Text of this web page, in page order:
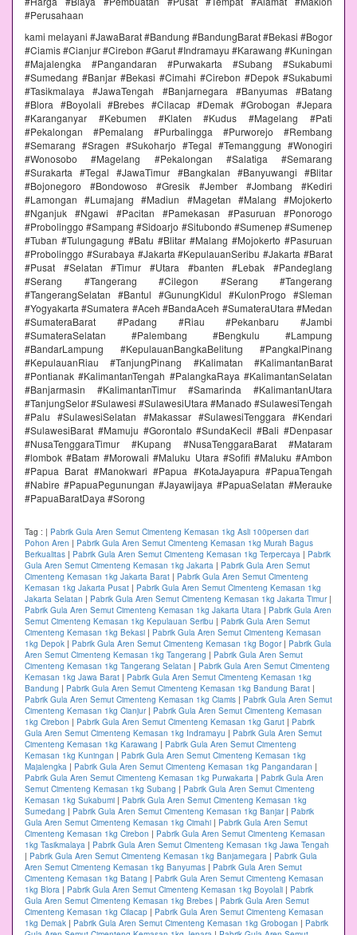
#Perusahaan
kami melayani #JawaBarat #Bandung #BandungBarat #Bekasi #Bogor
#Ciamis #Cianjur #Cirebon #Garut #Indramayu #Karawang #Kuningan
#Majalengka #Pangandaran #Purwakarta #Subang #Sukabumi
#Sumedang #Banjar #Bekasi #Cimahi #Cirebon #Depok #Sukabumi
#Tasikmalaya #JawaTengah #Banjarnegara #Banyumas #Batang
#Blora #Boyolali #Brebes #Cilacap #Demak #Grobogan #Jepara
#Karanganyar #Kebumen #Klaten #Kudus #Magelang #Pati
#Pekalongan #Pemalang #Purbalingga #Purworejo #Rembang
#Semarang #Sragen #Sukoharjo #Tegal #Temanggung #Wonogiri
#Wonosobo #Magelang #Pekalongan #Salatiga #Semarang
#Surakarta #Tegal #JawaTimur #Bangkalan #Banyuwangi #Blitar
#Bojonegoro #Bondowoso #Gresik #Jember #Jombang #Kediri
#Lamongan #Lumajang #Madiun #Magetan #Malang #Mojokerto
#Nganjuk #Ngawi #Pacitan #Pamekasan #Pasuruan #Ponorogo
#Probolinggo #Sampang #Sidoarjo #Situbondo #Sumenep #Sumenep
#Tuban #Tulungagung #Batu #Blitar #Malang #Mojokerto #Pasuruan
#Probolinggo #Surabaya #Jakarta #KepulauanSeribu #Jakarta #Barat
#Pusat #Selatan #Timur #Utara #banten #Lebak #Pandeglang
#Serang #Tangerang #Cilegon #Serang #Tangerang
#TangerangSelatan #Bantul #GunungKidul #KulonProgo #Sleman
#Yogyakarta #Sumatera #Aceh #BandaAceh #SumateraUtara #Medan
#SumateraBarat #Padang #Riau #Pekanbaru #Jambi
#SumateraSelatan #Palembang #Bengkulu #Lampung
#BandarLampung #KepulauanBangkaBelitung #PangkalPinang
#KepulauanRiau #TanjungPinang #Kalimatan #KalimantanBarat
#Pontianak #KalimantanTengah #PalangkaRaya #KalimantanSelatan
#Banjarmasin #KalimantanTimur #Samarinda #KalimantanUtara
#TanjungSelor #Sulawesi #SulawesiUtara #Manado #SulawesiTengah
#Palu #SulawesiSelatan #Makassar #SulawesiTenggara #Kendari
#SulawesiBarat #Mamuju #Gorontalo #SundaKecil #Bali #Denpasar
#NusaTenggaraTimur #Kupang #NusaTenggaraBarat #Mataram
#lombok #Batam #Morowali #Maluku Utara #Sofifi #Maluku #Ambon
#Papua Barat #Manokwari #Papua #KotaJayapura #PapuaTengah
#Nabire #PapuaPegunungan #Jayawijaya #PapuaSelatan #Merauke
#PapuaBaratDaya #Sorong
Tag : | Pabrik Gula Aren Semut Cimenteng Kemasan 1kg Asli 100persen dari
Pohon Aren | Pabrik Gula Aren Semut Cimenteng Kemasan 1kg Murah Bagus
Berkualitas | Pabrik Gula Aren Semut Cimenteng Kemasan 1kg Terpercaya | Pabrik
Gula Aren Semut Cimenteng Kemasan 1kg Jakarta | Pabrik Gula Aren Semut
Cimenteng Kemasan 1kg Jakarta Barat | Pabrik Gula Aren Semut Cimenteng
Kemasan 1kg Jakarta Pusat | Pabrik Gula Aren Semut Cimenteng Kemasan 1kg
Jakarta Selatan | Pabrik Gula Aren Semut Cimenteng Kemasan 1kg Jakarta Timur|
Pabrik Gula Aren Semut Cimenteng Kemasan 1kg Jakarta Utara | Pabrik Gula Aren
Semut Cimenteng Kemasan 1kg Kepulauan Seribu | Pabrik Gula Aren Semut
Cimenteng Kemasan 1kg Bekasi | Pabrik Gula Aren Semut Cimenteng Kemasan
1kg Depok | Pabrik Gula Aren Semut Cimenteng Kemasan 1kg Bogor| Pabrik Gula
Aren Semut Cimenteng Kemasan 1kg Tangerang | Pabrik Gula Aren Semut
Cimenteng Kemasan 1kg Tangerang Selatan | Pabrik Gula Aren Semut Cimenteng
Kemasan 1kg Jawa Barat | Pabrik Gula Aren Semut Cimenteng Kemasan 1kg
Bandung | Pabrik Gula Aren Semut Cimenteng Kemasan 1kg Bandung Barat |
Pabrik Gula Aren Semut Cimenteng Kemasan 1kg Ciamis | Pabrik Gula Aren Semut
Cimenteng Kemasan 1kg Cianjur| Pabrik Gula Aren Semut Cimenteng Kemasan
1kg Cirebon | Pabrik Gula Aren Semut Cimenteng Kemasan 1kg Garut | Pabrik
Gula Aren Semut Cimenteng Kemasan 1kg Indramayu | Pabrik Gula Aren Semut
Cimenteng Kemasan 1kg Karawang | Pabrik Gula Aren Semut Cimenteng
Kemasan 1kg Kuningan | Pabrik Gula Aren Semut Cimenteng Kemasan 1kg
Majalengka | Pabrik Gula Aren Semut Cimenteng Kemasan 1kg Pangandaran |
Pabrik Gula Aren Semut Cimenteng Kemasan 1kg Purwakarta | Pabrik Gula Aren
Semut Cimenteng Kemasan 1kg Subang | Pabrik Gula Aren Semut Cimenteng
Kemasan 1kg Sukabumi | Pabrik Gula Aren Semut Cimenteng Kemasan 1kg
Sumedang | Pabrik Gula Aren Semut Cimenteng Kemasan 1kg Banjar| Pabrik
Gula Aren Semut Cimenteng Kemasan 1kg Cimahi | Pabrik Gula Aren Semut
Cimenteng Kemasan 1kg Cirebon | Pabrik Gula Aren Semut Cimenteng Kemasan
1kg Tasikmalaya | Pabrik Gula Aren Semut Cimenteng Kemasan 1kg Jawa Tengah
| Pabrik Gula Aren Semut Cimenteng Kemasan 1kg Banjarnegara | Pabrik Gula
Aren Semut Cimenteng Kemasan 1kg Banyumas | Pabrik Gula Aren Semut
Cimenteng Kemasan 1kg Batang | Pabrik Gula Aren Semut Cimenteng Kemasan
1kg Blora | Pabrik Gula Aren Semut Cimenteng Kemasan 1kg Boyolali | Pabrik
Gula Aren Semut Cimenteng Kemasan 1kg Brebes | Pabrik Gula Aren Semut
Cimenteng Kemasan 1kg Cilacap | Pabrik Gula Aren Semut Cimenteng Kemasan
1kg Demak | Pabrik Gula Aren Semut Cimenteng Kemasan 1kg Grobogan | Pabrik